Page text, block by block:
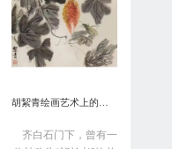
胡絜青绘画艺术上的精深造诣从何而来?
齐白石门下，曾有一